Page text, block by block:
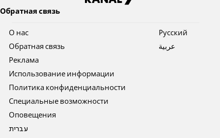
Обратная связь
О нас
Обратная связь
Реклама
Использование информации
Политика конфиденциальности
Специальные возможности
Оповещения
עברית
Pусский
عربية